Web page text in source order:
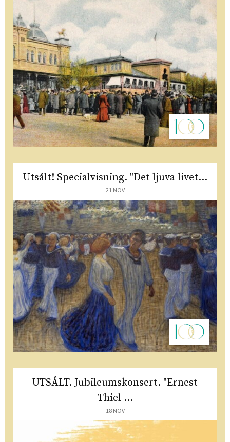
Utsålt! Specialvisning. "Det ljuva livet...
21 NOV
UTSÅLT. Jubileumskonsert. "Ernest
Thiel ...
18 NOV